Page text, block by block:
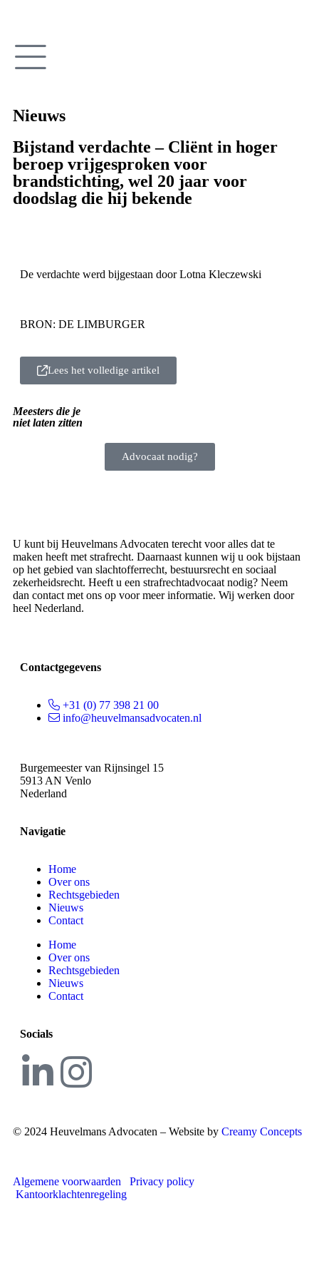
Nieuws
Bijstand verdachte – Cliënt in hoger
beroep vrijgesproken voor
brandstichting, wel 20 jaar voor
doodslag die hij bekende
De verdachte werd bijgestaan door Lotna Kleczewski
BRON: DE LIMBURGER
Lees het volledige artikel
Meesters die je
niet laten zitten
Advocaat nodig?
U kunt bij Heuvelmans Advocaten terecht voor alles dat te
maken heeft met strafrecht. Daarnaast kunnen wij u ook bijstaan
op het gebied van slachtofferrecht, bestuursrecht en sociaal
zekerheidsrecht. Heeft u een strafrechtadvocaat nodig? Neem
dan contact met ons op voor meer informatie. Wij werken door
heel Nederland.
Contactgegevens
+31 (0) 77 398 21 00
info@heuvelmansadvocaten.nl
Burgemeester van Rijnsingel 15
5913 AN Venlo
Nederland
Navigatie
Home
Over ons
Rechtsgebieden
Nieuws
Contact
Home
Over ons
Rechtsgebieden
Nieuws
Contact
Socials
© 2024 Heuvelmans Advocaten – Website by Creamy Concepts
Algemene voorwaarden
Privacy policy
Kantoorklachtenregeling